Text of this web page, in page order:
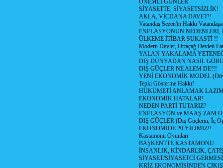
ÖNEMLİ GÜNLER
SİYASETTE, SİYASETSİZLİK!
AKLA, VİCDANA DAVET!!
Vatandaş Sezen'in Hakkı
ENFLASYONUN NEDENLERİ,
ÜLKEME İTİBAR SUKASTİ !!
Modern Devlet, Ortaçağ Devleti
YALAN YAKALAMA
DIŞ DÜNYADAN NASIL
DIŞ GÜÇLER NE ALEM DE!!!
YENİ EKONOMİK MODEL
Tepki Gösterme Hakkı!
HÜKÜMETİ ANLAMAK
EKONOMİK HATALAR!
NEDEN PARTİ TUTARIZ?
ENFLASYON ve MAAŞ ZAM
DIŞ GÜÇLER (Dış Güçlerin, İç
EKONOMİDE 20 YILIMIZ!!
Kastamonu Oyunları
BAŞKENTTE KASTAMONU
İNSANLIK, KİNDARLIK,
SİYASET/SİYASETCİ
KRİZ EKONOMİSİNDEN ÇIKIŞ